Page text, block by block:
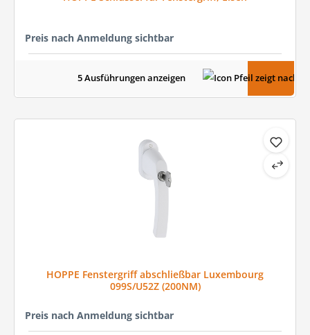
Preis nach Anmeldung sichtbar
5 Ausführungen anzeigen
HOPPE Fenstergriff abschließbar Luxembourg
099S/U52Z (200NM)
Preis nach Anmeldung sichtbar